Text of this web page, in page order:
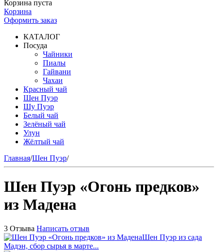
Корзина пуста
Корзина
Оформить заказ
КАТАЛОГ
Посуда
Чайники
Пиалы
Гайвани
Чахаи
Красный чай
Шен Пуэр
Шу Пуэр
Белый чай
Зелёный чай
Улун
Жёлтый чай
Главная/Шен Пуэр/
Шен Пуэр «Огонь предков»
из Мадена
3 Отзыва Написать отзыв